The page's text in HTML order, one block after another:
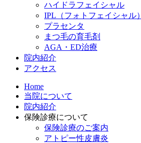
ハイドラフェイシャル
IPL（フォトフェイシャル）
プラセンタ
まつ毛の育毛剤
AGA・ED治療
院内紹介
アクセス
Home
当院について
院内紹介
保険診療について
保険診療のご案内
アトピー性皮膚炎